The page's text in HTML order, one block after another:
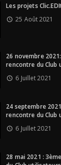
Les projets
25 Août 2021
26 novembre
rencontre du Club
6 Juillet 2021
24 septembre
rencontre du Club
6 Juillet 2021
28 mai 2021 :